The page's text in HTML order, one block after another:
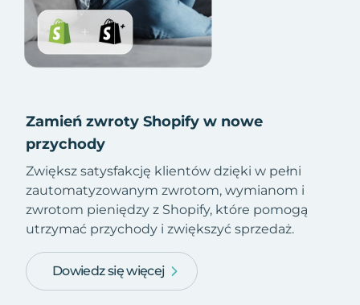
Zamień zwroty Shopify w nowe
przychody
Zwiększ satysfakcję klientów dzięki w pełni
zautomatyzowanym zwrotom, wymianom i
zwrotom pieniędzy z Shopify, które pomogą
utrzymać przychody i zwiększyć sprzedaż.
Dowiedz się więcej